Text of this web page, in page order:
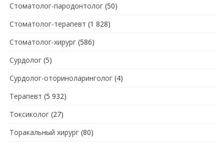
Стоматолог-пародонтолог (50)
Стоматолог-терапевт (1 828)
Стоматолог-хирург (586)
Сурдолог (5)
Сурдолог-оториноларинголог (4)
Терапевт (5 932)
Токсиколог (27)
Торакальный хирург (80)